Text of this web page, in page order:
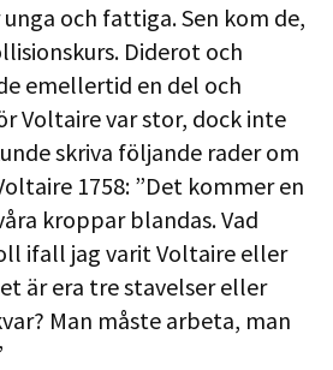
och fattiga. Sen kom de,
Diderot och
emellertid en del och
Voltaire var stor, dock inte
skriva följande rader om
1758: ”Det kommer en
kroppar blandas. Vad
ifall jag varit Voltaire eller
är era tre stavelser eller
Man måste arbeta, man